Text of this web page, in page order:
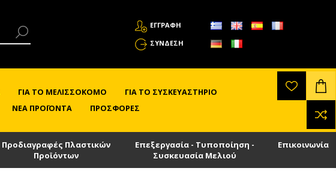
ΕΓΓΡΑΦΗ
ΣΎΝΔΕΣΗ
ΓΙΑ ΤΟ ΜΕΛΙΣΣΟΚΌΜΟ
ΓΙΑ ΤΟ ΣΥΣΚΕΥΑΣΤΉΡΙΟ
ΝΈΑ ΠΡΟΪΌΝΤΑ ΠΡΟΣΦΟΡΈΣ
Προδιαγραφές Πλαστικών
Προϊόντων
Επεξεργασία - Τυποποίηση -
Συσκευασία Μελιού
Επικοινωνία